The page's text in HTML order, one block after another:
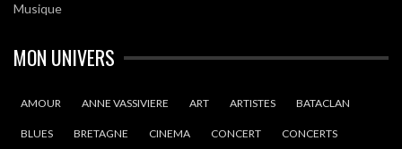
Musique
MON UNIVERS
AMOUR ANNE VASSIVIERE ART ARTISTES BATACLAN
BLUES BRETAGNE CINEMA CONCERT CONCERTS